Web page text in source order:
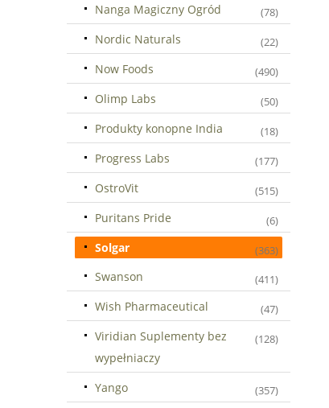
Nanga Magiczny Ogród (78)
Nordic Naturals (22)
Now Foods (490)
Olimp Labs (50)
Produkty konopne India (18)
Progress Labs (177)
OstroVit (515)
Puritans Pride (6)
Solgar (363)
Swanson (411)
Wish Pharmaceutical (47)
Viridian Suplementy bez
wypełniaczy
(128)
Yango (357)